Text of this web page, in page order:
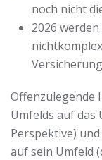
noch nicht
2026
Offenzulegende
Umfelds auf das
Perspektive)
auf sein Umfeld